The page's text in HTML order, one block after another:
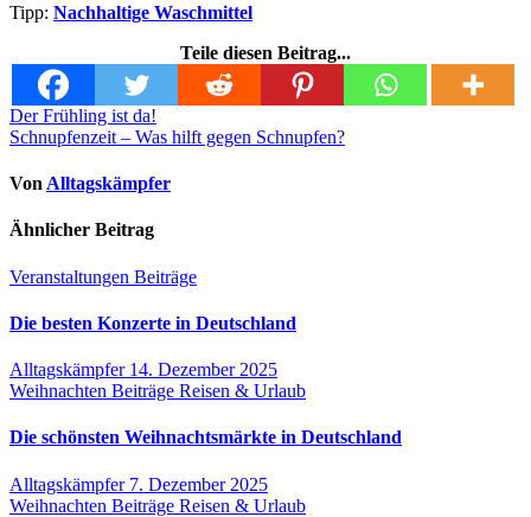
Tipp: Nachhaltige Waschmittel
Teile diesen Beitrag...
Beitragsnavigation
Der Frühling ist da!
Schnupfenzeit – Was hilft gegen Schnupfen?
Von Alltagskämpfer
Ähnlicher Beitrag
Veranstaltungen Beiträge
Die besten Konzerte in Deutschland
Alltagskämpfer 14. Dezember 2025
Weihnachten Beiträge Reisen & Urlaub
Die schönsten Weihnachtsmärkte in Deutschland
Alltagskämpfer 7. Dezember 2025
Weihnachten Beiträge Reisen & Urlaub